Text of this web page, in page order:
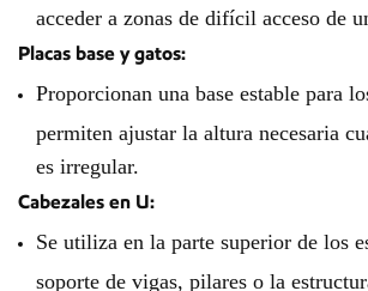
acceder a zonas de difícil acceso de
Placas base y gatos:
Proporcionan una base estable para
permiten ajustar la altura necesaria
es irregular.
Cabezales en U:
Se utiliza en la parte superior de los
soporte de vigas, pilares o la